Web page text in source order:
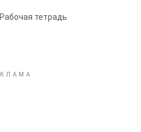
Рабочая тетрадь